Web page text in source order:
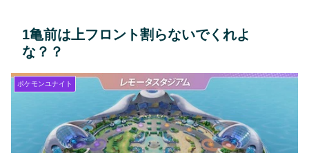
1亀前は上フロント割らないでくれよ
な？？
ポケモンユナイト